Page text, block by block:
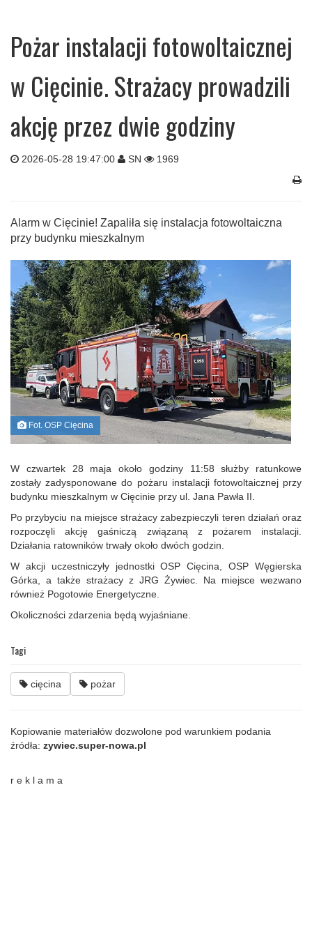
Pożar instalacji fotowoltaicznej
w Cięcinie. Strażacy prowadzili
akcję przez dwie godziny
2026-05-28 19:47:00 SN 1969
Alarm w Cięcinie! Zapaliła się instalacja fotowoltaiczna
przy budynku mieszkalnym
Fot. OSP Cięcina
W czwartek 28 maja około godziny 11:58 służby ratunkowe
zostały zadysponowane do pożaru instalacji fotowoltaicznej przy
budynku mieszkalnym w Cięcinie przy ul. Jana Pawła II.
Po przybyciu na miejsce strażacy zabezpieczyli teren działań oraz
rozpoczęli akcję gaśniczą związaną z pożarem instalacji.
Działania ratowników trwały około dwóch godzin.
W akcji uczestniczyły jednostki OSP Cięcina, OSP Węgierska
Górka, a także strażacy z JRG Żywiec. Na miejsce wezwano
również Pogotowie Energetyczne.
Okoliczności zdarzenia będą wyjaśniane.
Tagi
cięcina pożar
Kopiowanie materiałów dozwolone pod warunkiem podania
źródła: zywiec.super-nowa.pl
r e k l a m a